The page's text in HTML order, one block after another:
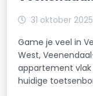
31 oktober 2025
Game je veel in
West,
appartement
huidige